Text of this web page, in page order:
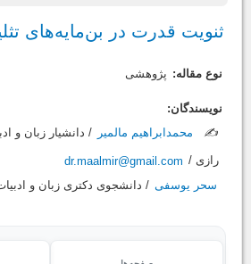
ثنویت قدرت در بن‌مایه‌های
نوع مقاله: پژوهشی
نویسندگان:
✍️
محمدابراهیم مالمیر / دانشیار زبان و
رازی / dr.maalmir@gmail.com
سحر یوسفی / دانشجوی دکتری زبان و